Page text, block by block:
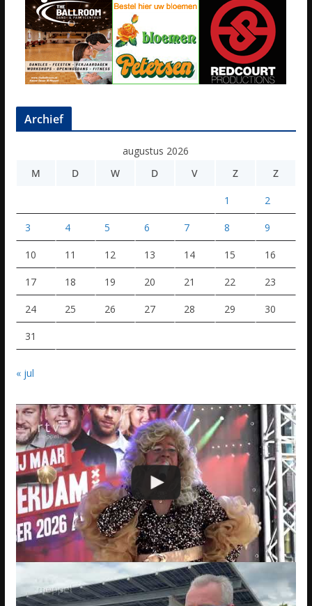
Archief
augustus 2026
M
D W D V Z Z
1 2
3 4 5 6 7 8 9
10 11 12 13 14 15 16
17 18 19 20 21 22 23
24 25 26 27 28 29 30
31
« jul